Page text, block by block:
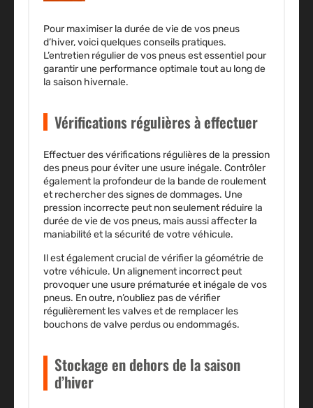
Pour maximiser la durée de vie de vos pneus
d’hiver, voici quelques conseils pratiques.
L’entretien régulier de vos pneus est essentiel pour
garantir une performance optimale tout au long de
la saison hivernale.
Vérifications régulières à effectuer
Effectuer des vérifications régulières de la pression
des pneus pour éviter une usure inégale. Contrôler
également la profondeur de la bande de roulement
et rechercher des signes de dommages. Une
pression incorrecte peut non seulement réduire la
durée de vie de vos pneus, mais aussi affecter la
maniabilité et la sécurité de votre véhicule.
Il est également crucial de vérifier la géométrie de
votre véhicule. Un alignement incorrect peut
provoquer une usure prématurée et inégale de vos
pneus. En outre, n’oubliez pas de vérifier
régulièrement les valves et de remplacer les
bouchons de valve perdus ou endommagés.
Stockage en dehors de la saison
d’hiver